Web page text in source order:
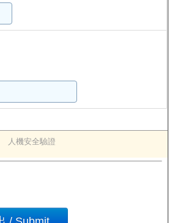
人機安全驗證